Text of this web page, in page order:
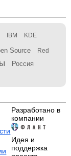
IBM KDE
Source Red
Россия
Разработано в
компании
Идея и
поддержка